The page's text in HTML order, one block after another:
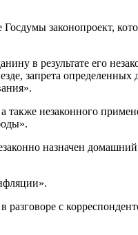
законопроект,
в результате его
запрета
также незаконного
назначен домашний
разговоре с